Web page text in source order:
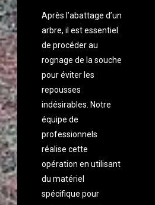
Après l’abattage d’un
arbre, il est essentiel
de procéder au
rognage de la souche
pour éviter les
repousses
indésirables. Notre
équipe de
professionnels
réalise cette
opération en utilisant
du matériel
spécifique pour